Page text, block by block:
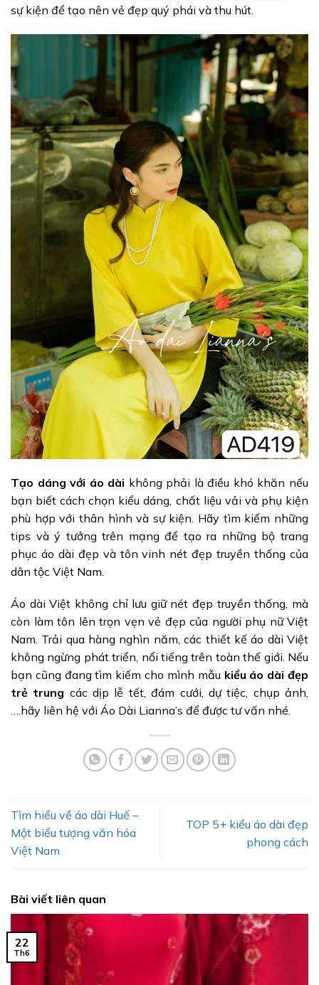
sự kiện để tạo nên vẻ đẹp quý phái và thu hút.
Tạo dáng với áo dài không phải là điều khó khăn nếu
bạn biết cách chọn kiểu dáng, chất liệu vải và phụ kiện
phù hợp với thân hình và sự kiện. Hãy tìm kiếm những
tips và ý tưởng trên mạng để tạo ra những bộ trang
phục áo dài đẹp và tôn vinh nét đẹp truyền thống của
dân tộc Việt Nam.
Áo dài Việt không chỉ lưu giữ nét đẹp truyền thống, mà
còn làm tôn lên trọn vẹn vẻ đẹp của người phụ nữ Việt
Nam. Trải qua hàng nghìn năm, các thiết kế áo dài Việt
không ngừng phát triển, nổi tiếng trên toàn thế giới. Nếu
bạn cũng đang tìm kiếm cho mình mẫu kiểu áo dài đẹp
trẻ trung các dịp lễ tết, đám cưới, dự tiệc, chụp ảnh,
….hãy liên hệ với Áo Dài Lianna’s để được tư vấn nhé.
Tìm hiểu về áo dài Huế –
Một biểu tượng văn hóa
Việt Nam
TOP 5+ kiểu áo dài đẹp
phong cách
Bài viết liên quan
22
Th6